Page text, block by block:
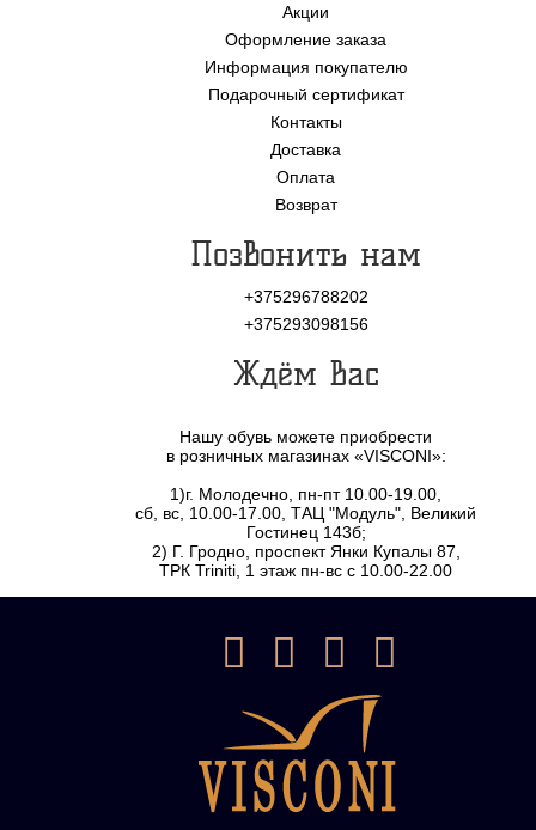
Акции
Оформление заказа
Информация покупателю
Подарочный сертификат
Контакты
Доставка
Оплата
Возврат
Позвонить нам
+375296788202
+375293098156
Ждём Вас
Нашу обувь можете приобрести
в розничных магазинах «VISCONI»:
1)г. Молодечно, пн-пт 10.00-19.00,
сб, вс, 10.00-17.00, ТАЦ "Модуль", Великий
Гостинец 143б;
2) Г. Гродно, проспект Янки Купалы 87,
ТРК Triniti, 1 этаж пн-вс с 10.00-22.00